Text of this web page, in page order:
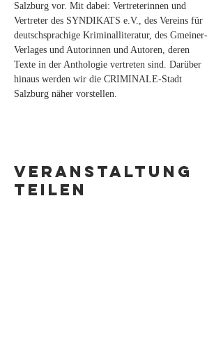
Salzburg vor. Mit dabei: Vertreterinnen und
Vertreter des SYNDIKATS e.V., des Vereins für
deutschsprachige Kriminalliteratur, des Gmeiner-
Verlages und Autorinnen und Autoren, deren
Texte in der Anthologie vertreten sind. Darüber
hinaus werden wir die CRIMINALE-Stadt
Salzburg näher vorstellen.
Veranstaltung
teilen